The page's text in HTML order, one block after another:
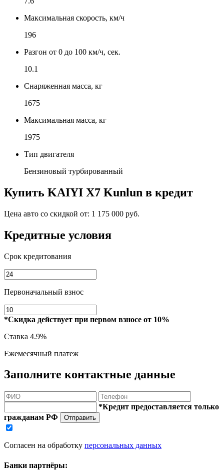
Максимальная скорость, км/ч
196
Разгон от 0 до 100 км/ч, сек.
10.1
Снаряженная масса, кг
1675
Максимальная масса, кг
1975
Тип двигателя
Бензиновый турбированный
Купить KAIYI X7 Kunlun в кредит
Цена авто со скидкой от: 1 175 000 руб.
Кредитные условия
Срок кредитования
Первоначальный взнос
*Скидка действует при первом взносе от 10%
Ставка 4.9%
Ежемесячный платеж
Заполните контактные данные
*Кредит предоставляется только
гражданам РФ
Отправить
Согласен на обработку персональных данных
Банки партнёры: